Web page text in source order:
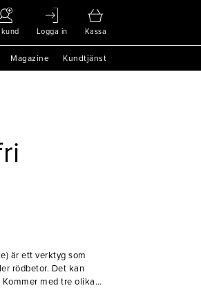
kund Logga in Kassa
Magazine Kundtjänst
är ett verktyg som
rödbetor. Det kan
med tre olika